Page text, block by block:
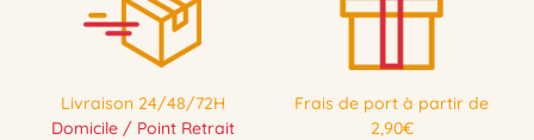
Livraison 24/48/72H
Domicile / Point Retrait
Frais de port à partir de
2,90€